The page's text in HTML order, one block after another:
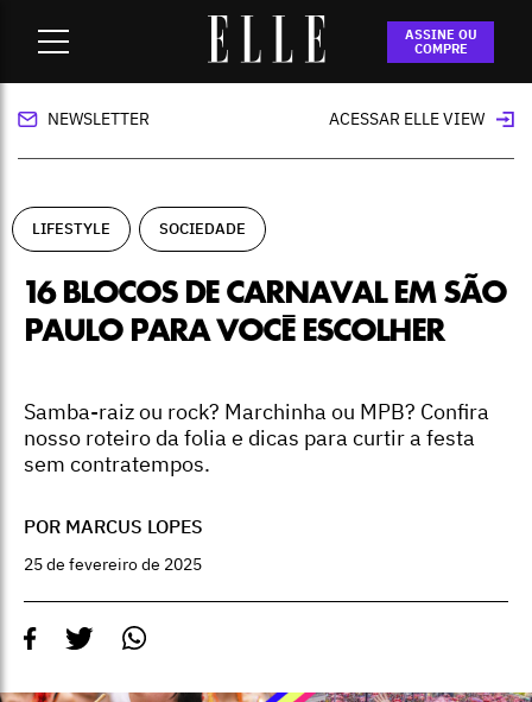
ASSINE OU
COMPRE
16 blocos de Carnaval em São Paulo para
você escolher
NEWSLETTER ACESSAR ELLE VIEW
LIFESTYLE SOCIEDADE
16 BLOCOS DE CARNAVAL EM SÃO
PAULO PARA VOCÊ ESCOLHER
Samba-raiz ou rock? Marchinha ou MPB? Confira
nosso roteiro da folia e dicas para curtir a festa
sem contratempos.
POR MARCUS LOPES
25 de fevereiro de 2025